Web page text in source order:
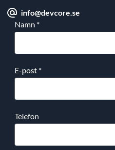
info@devcore.se
Namn *
E-post *
Telefon